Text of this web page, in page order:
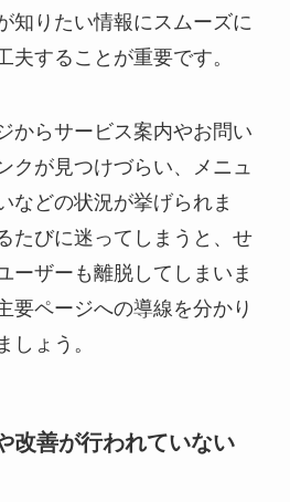
知りたい情報にスムーズに
夫することが重要です。
からサービス案内やお問い
クが見つけづらい、メニュ
などの状況が挙げられま
たびに迷ってしまうと、せ
ーザーも離脱してしまいま
要ページへの導線を分かり
しょう。
改善が行われていない